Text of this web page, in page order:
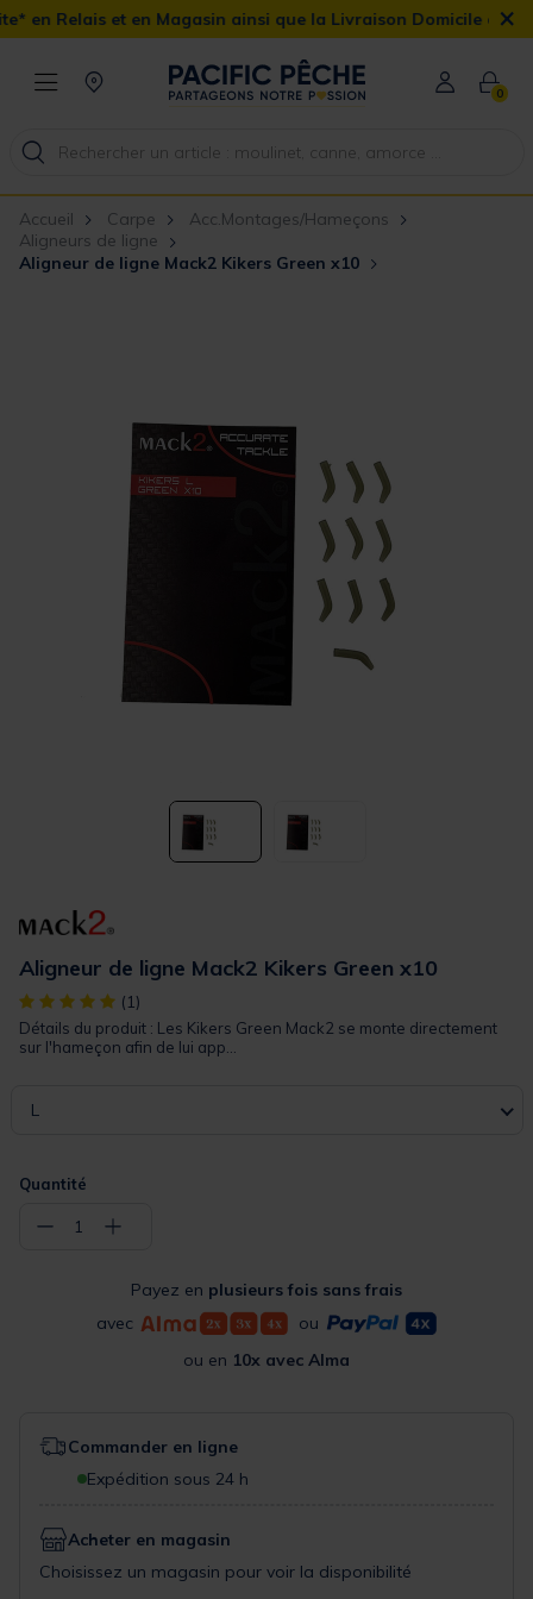
en Magasin ainsi que la Livraison Domicile offerte dès 90€ ×
0
Accueil Carpe
Acc.Montages/Hameçons
Aligneurs de ligne
Aligneur de ligne Mack2 Kikers Green x10
Aligneur de ligne Mack2 Kikers Green x10
[object Object] out of 5 Customer Rating
(1)
Détails du produit : Les Kikers Green Mack2 se monte directement
sur l'hameçon afin de lui app...
L
Quantité
− 1 +
Payez en plusieurs fois sans frais
avec
ou
ou en 10x avec Alma
Commander en ligne
Expédition sous 24 h
Acheter en magasin
Choisissez un magasin pour voir la disponibilité